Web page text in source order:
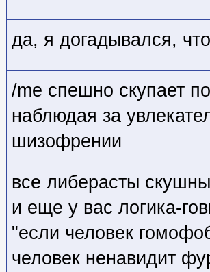
да, я догадывался,
/me спешно скупает
наблюдая за
шизофрении
все либерасты
и еще у вас логика-
"если человек
человек ненавидит